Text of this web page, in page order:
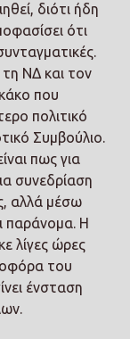
διότι ήδη
ότι
τη ΝΔ και τον
που
πολιτικό
Συμβούλιο.
πως για
συνεδρίαση
αλλά μέσω
παράνομα. Η
λίγες ώρες
του
ένσταση